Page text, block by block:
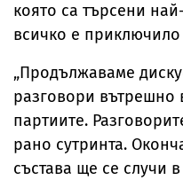
която са търсени
всичко е
„Продължаваме
разговори вътрешно
партиите.
рано сутринта.
състава ще се случи